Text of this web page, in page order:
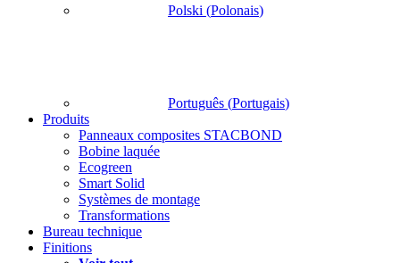
Polski (Polonais)
Português (Portugais)
Produits
Panneaux composites STACBOND
Bobine laquée
Ecogreen
Smart Solid
Systèmes de montage
Transformations
Bureau technique
Finitions